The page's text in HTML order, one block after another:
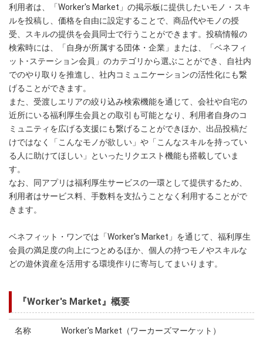
利用者は、「Worker's Market」の掲示板に提供したいモノ・スキ
ルを投稿し、価格を自由に設定することで、商品代やモノの授
受、スキルの提供を会員同士で行うことができます。投稿情報の
検索時には、「自身が所属する団体・企業」または、「ベネフィ
ット･ステーション会員」のカテゴリから選ぶことができ、自社内
でのやり取りを推進し、社内コミュニケーションの活性化にも繋
げることができます。
また、受渡しエリアの絞り込み検索機能を通じて、会社や自宅の
近所にいる福利厚生会員との取引も可能となり、利用者自身のコ
ミュニティを広げる支援にも繋げることができほか、出品投稿だ
けではなく「こんなモノが欲しい」や「こんなスキルを持ってい
る人に助けてほしい」といったリクエスト機能も搭載していま
す。
なお、同アプリは福利厚生サービスの一環として提供するため、
利用者はサービス料、手数料を支払うことなく利用することがで
きます。
ベネフィット・ワンでは「Worker's Market」を通じて、福利厚生
会員の満足度の向上につとめるほか、個人の持つモノやスキルな
どの遊休資産を活用する環境作りに寄与してまいります。
『Worker's Market』概要
名称 Worker's Market（ワーカーズマーケット）